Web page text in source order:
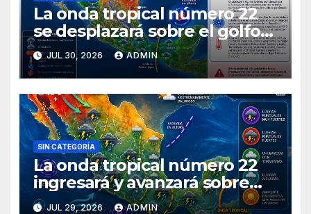
La onda tropical número 22
se desplazará sobre el golfo
de Tehuantepec y el sur del
país
JUL 30, 2026 ADMIN
SIN CATEGORÍA
La onda tropical número 22
ingresará y avanzará sobre
México
JUL 29, 2026 ADMIN